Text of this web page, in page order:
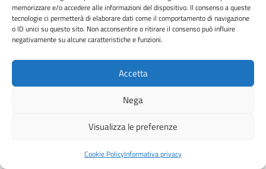
memorizzare e/o accedere alle informazioni del dispositivo. Il consenso a queste
tecnologie ci permetterà di elaborare dati come il comportamento di navigazione
o ID unici su questo sito. Non acconsentire o ritirare il consenso può influire
negativamente su alcune caratteristiche e funzioni.
Accetta
Nega
Visualizza le preferenze
Cookie PolicyInformativa privacy
Deliberazioni della Giunta approvate il 21_06_2024
Deliberazioni della Giunta approvate il 21_06_2024
Pubblicato il 25/06/2024 Fine pubblicazione: indefinita
Deliberazioni della Giunta approvate il 29_06_2024
Deliberazioni della Giunta pubblicate il 29_06_2024
Pubblicato il 01/07/2024 Fine pubblicazione: indefinita
Deliberazioni della Giunta approvate il 05_07_2024